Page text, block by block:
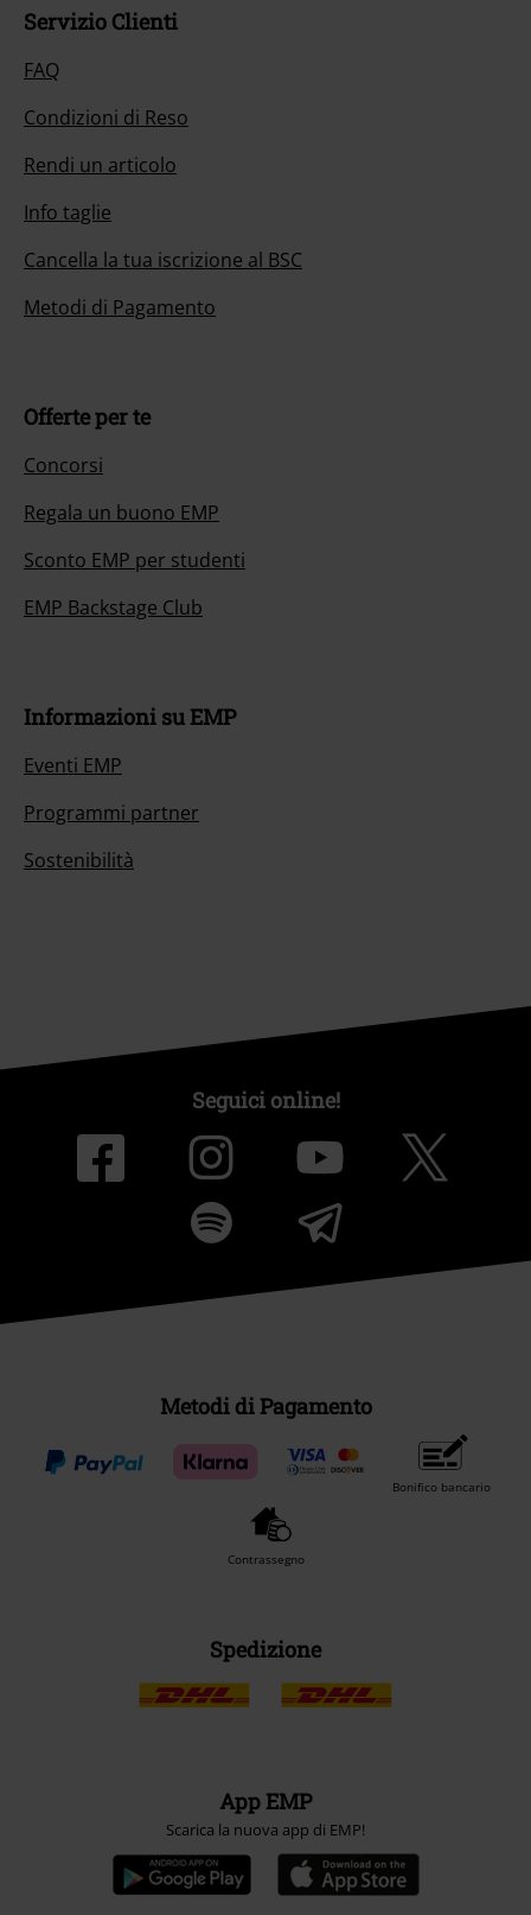
Servizio Clienti
FAQ
Condizioni di Reso
Rendi un articolo
Info taglie
Cancella la tua iscrizione al BSC
Metodi di Pagamento
Offerte per te
Concorsi
Regala un buono EMP
Sconto EMP per studenti
EMP Backstage Club
Informazioni su EMP
Eventi EMP
Programmi partner
Sostenibilità
Seguici online!
Metodi di Pagamento
Bonifico bancario
Contrassegno
Spedizione
App EMP
Scarica la nuova app di EMP!